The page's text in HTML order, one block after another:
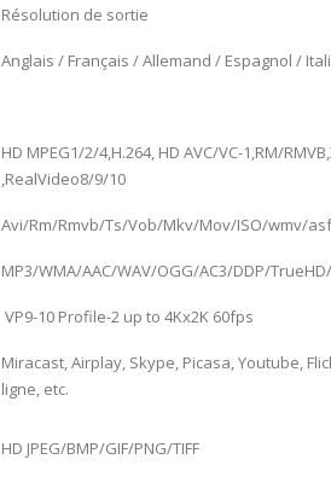
Résolution de sortie
Anglais / Français / Allemand / Espagnol /
HD MPEG1/2/4,H.264, HD AVC/VC-1,RM/
,RealVideo8/9/10
Avi/Rm/Rmvb/Ts/Vob/Mkv/Mov/ISO/wmv/
MP3/WMA/AAC/WAV/OGG/AC3/DDP/
VP9-10 Profile-2 up to 4Kx2K 60fps
Miracast, Airplay, Skype, Picasa, Youtube,
ligne, etc.
HD JPEG/BMP/GIF/PNG/TIFF